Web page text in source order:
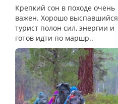
Крепкий сон в походе очень
важен. Хорошо выспавшийся
турист полон сил, энергии и
готов идти по маршр..